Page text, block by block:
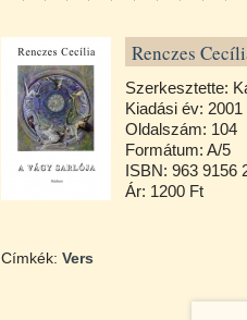
Renczes
Szerkesztette:
Kiadási év: 2001
Oldalszám: 104
Formátum: A/5
ISBN: 963 9156
Ár: 1200 Ft
Címkék: Vers